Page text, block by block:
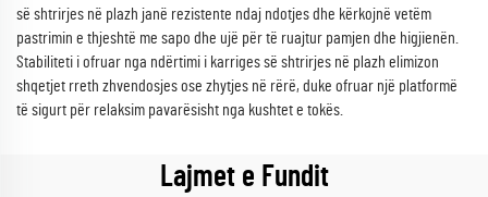
së shtrirjes në plazh janë rezistente ndaj ndotjes dhe kërkojnë vetëm
pastrimin e thjeshtë me sapo dhe ujë për të ruajtur pamjen dhe higjienën.
Stabiliteti i ofruar nga ndërtimi i karriges së shtrirjes në plazh elimizon
shqetjet rreth zhvendosjes ose zhytjes në rërë, duke ofruar një platformë
të sigurt për relaksim pavarësisht nga kushtet e tokës.
Lajmet e Fundit